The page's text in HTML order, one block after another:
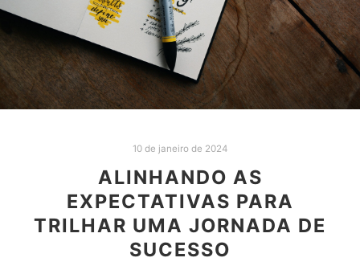
10 de janeiro de 2024
ALINHANDO AS
EXPECTATIVAS PARA
TRILHAR UMA JORNADA DE
SUCESSO